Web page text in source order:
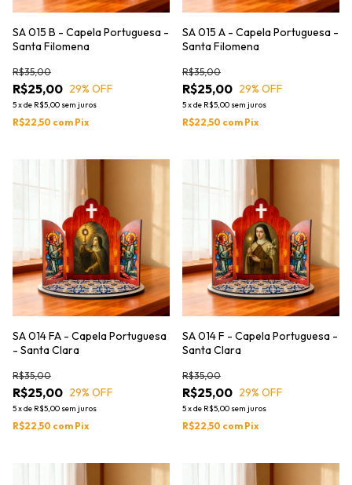
SA 015 B - Capela Portuguesa -
Santa Filomena
R$25,00
R$35,00
29% OFF
5xde R$5,00 sem juros
R$22,50 com Pix
SA 015 A - Capela Portuguesa -
Santa Filomena
R$25,00
R$35,00
29% OFF
5xde R$5,00 sem juros
R$22,50 com Pix
SA 014 FA - Capela Portuguesa
- Santa Clara
R$25,00
R$35,00
29% OFF
5xde R$5,00 sem juros
R$22,50 com Pix
SA 014 F - Capela Portuguesa -
Santa Clara
R$25,00
R$35,00
29% OFF
5xde R$5,00 sem juros
R$22,50 com Pix